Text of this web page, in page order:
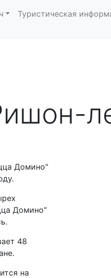
Туристическая
Домино"
Домино"
48
на